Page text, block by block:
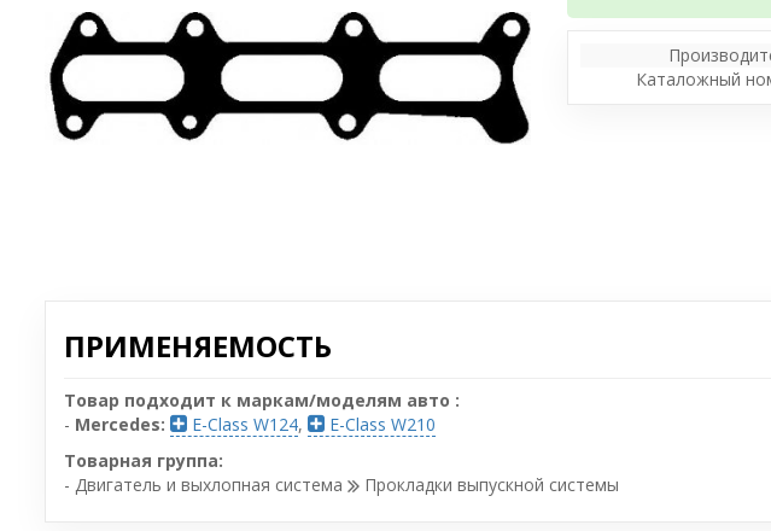
Каталожный
ПРИМЕНЯЕМОСТЬ
Товар подходит к маркам/моделям авто :
- Mercedes: E-Class W124,
E-Class W210
Товарная группа:
- Двигатель и выхлопная система
Прокладки выпускной системы